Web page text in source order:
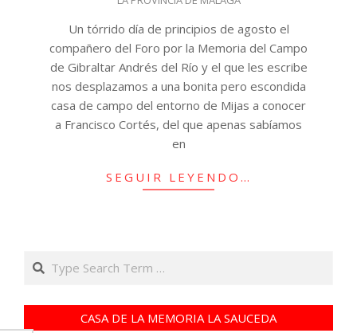
Un tórrido día de principios de agosto el
compañero del Foro por la Memoria del Campo
de Gibraltar Andrés del Río y el que les escribe
nos desplazamos a una bonita pero escondida
casa de campo del entorno de Mijas a conocer
a Francisco Cortés, del que apenas sabíamos
en
SEGUIR LEYENDO…
Search
CASA DE LA MEMORIA LA SAUCEDA